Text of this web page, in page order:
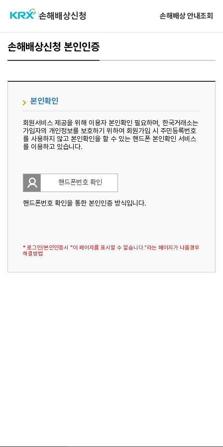
손해배상신청 손해배상 안내조회
손해배상신청 본인인증
본인확인
회원서비스 제공을 위해 이용자 본인확인 필요하며, 한국거래소는
가입자의 개인정보를 보호하기 위하여 회원가입 시 주민등록번호
를 사용하지 않고 본인확인을 할 수 있는 핸드폰 본인확인 서비스
를 이용하고 있습니다.
핸드폰번호 확인
핸드폰번호 확인을 통한 본인인증 방식입니다.
* 로그인/본인인증시 "이 페이지를 표시할 수 없습니다."라는 페이지가 나올경우
해결방법